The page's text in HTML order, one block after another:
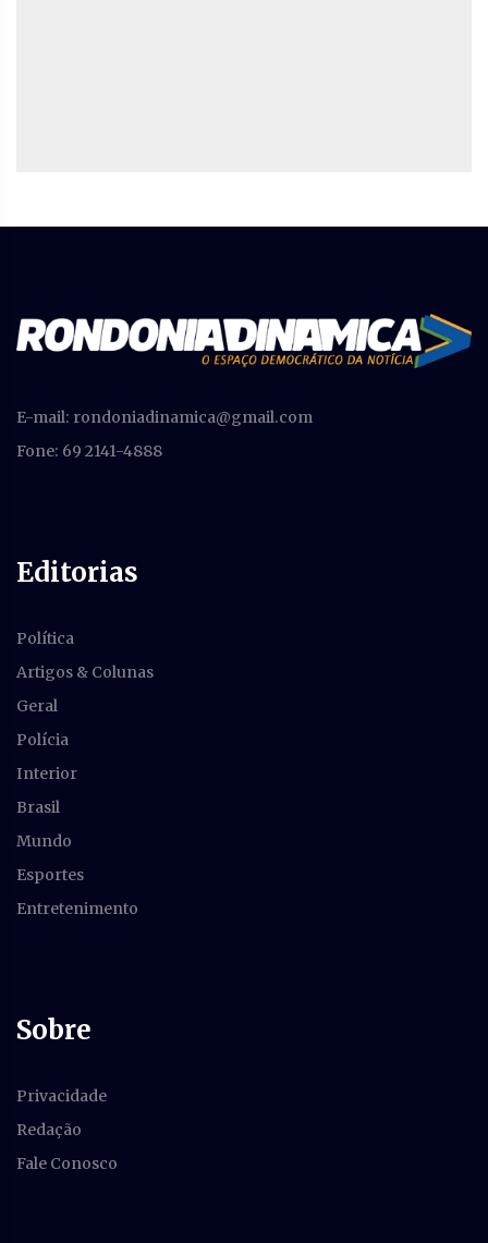
E-mail: rondoniadinamica@gmail.com
Fone: 69 2141-4888
Editorias
Política
Artigos & Colunas
Geral
Polícia
Interior
Brasil
Mundo
Esportes
Entretenimento
Sobre
Privacidade
Redação
Fale Conosco